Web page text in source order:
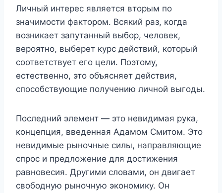
Личный интерес является вторым по
значимости фактором. Всякий раз, когда
возникает запутанный выбор, человек,
вероятно, выберет курс действий, который
соответствует его цели. Поэтому,
естественно, это объясняет действия,
способствующие получению личной выгоды.
Последний элемент — это невидимая рука,
концепция, введенная Адамом Смитом. Это
невидимые рыночные силы, направляющие
спрос и предложение для достижения
равновесия. Другими словами, он двигает
свободную рыночную экономику. Он